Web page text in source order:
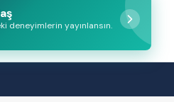
deneyimlerin yayınlansın.